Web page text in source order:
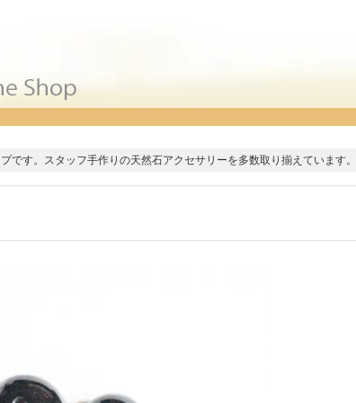
す。スタッフ手作りの天然石アクセサリーを多数取り揃えています。